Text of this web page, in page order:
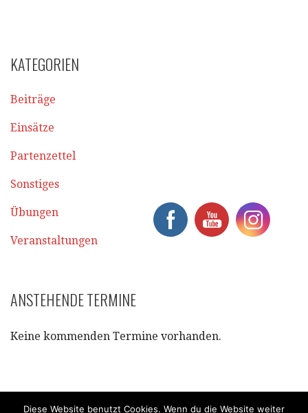
KATEGORIEN
Beiträge
Einsätze
Partenzettel
Sonstiges
Übungen
Veranstaltungen
ANSTEHENDE TERMINE
Keine kommenden Termine vorhanden.
Diese Website benutzt Cookies. Wenn du die Website weiter